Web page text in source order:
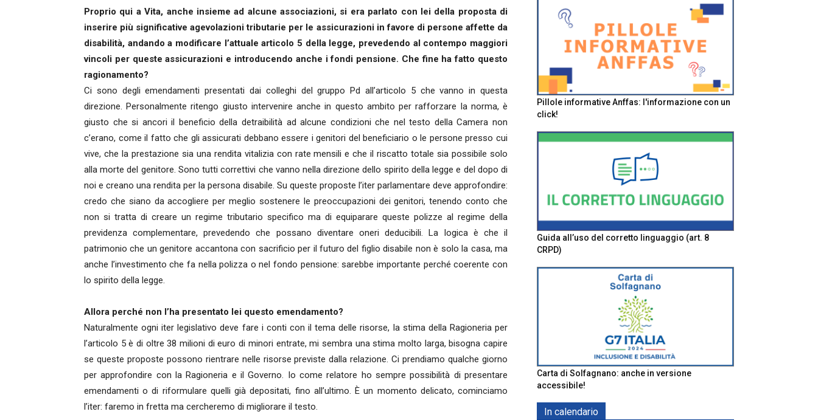
Proprio qui a Vita, anche insieme ad alcune associazioni, si era parlato con lei della proposta di
inserire più significative agevolazioni tributarie per le assicurazioni in favore di persone affette da
disabilità, andando a modificare l’attuale articolo 5 della legge, prevedendo al contempo maggiori
vincoli per queste assicurazioni e introducendo anche i fondi pensione. Che fine ha fatto questo
ragionamento?
Ci sono degli emendamenti presentati dai colleghi del gruppo Pd all’articolo 5 che vanno in questa
direzione. Personalmente ritengo giusto intervenire anche in questo ambito per rafforzare la norma, è
giusto che si ancori il beneficio della detraibilità ad alcune condizioni che nel testo della Camera non
c’erano, come il fatto che gli assicurati debbano essere i genitori del beneficiario o le persone presso cui
vive, che la prestazione sia una rendita vitalizia con rate mensili e che il riscatto totale sia possibile solo
alla morte del genitore. Sono tutti correttivi che vanno nella direzione dello spirito della legge e del dopo di
noi e creano una rendita per la persona disabile. Su queste proposte l’iter parlamentare deve approfondire:
credo che siano da accogliere per meglio sostenere le preoccupazioni dei genitori, tenendo conto che
non si tratta di creare un regime tributario specifico ma di equiparare queste polizze al regime della
previdenza complementare, prevedendo che possano diventare oneri deducibili. La logica è che il
patrimonio che un genitore accantona con sacrificio per il futuro del figlio disabile non è solo la casa, ma
anche l’investimento che fa nella polizza o nel fondo pensione: sarebbe importante perché coerente con
lo spirito della legge.
Allora perché non l’ha presentato lei questo emendamento?
Naturalmente ogni iter legislativo deve fare i conti con il tema delle risorse, la stima della Ragioneria per
l’articolo 5 è di oltre 38 milioni di euro di minori entrate, mi sembra una stima molto larga, bisogna capire
se queste proposte possono rientrare nelle risorse previste dalla relazione. Ci prendiamo qualche giorno
per approfondire con la Ragioneria e il Governo. Io come relatore ho sempre possibilità di presentare
emendamenti o di riformulare quelli già depositati, fino all’ultimo. È un momento delicato, cominciamo
l’iter: faremo in fretta ma cercheremo di migliorare il testo.
Pillole informative Anffas: l'informazione con un
click!
Guida all’uso del corretto linguaggio (art. 8
CRPD)
Carta di Solfagnano: anche in versione
accessibile!
In calendario